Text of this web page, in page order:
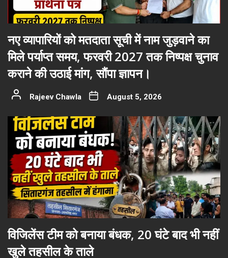
नए व्यापारियों को मतदाता सूची में नाम जुड़वाने का
मिले पर्याप्त समय, फरवरी 2027 तक निष्पक्ष चुनाव
कराने की उठाई मांग, सौंपा ज्ञापन।
Rajeev Chawla August 5, 2026
विजिलेंस टीम को बनाया बंधक, 20 घंटे बाद भी नहीं
खुले तहसील के ताले